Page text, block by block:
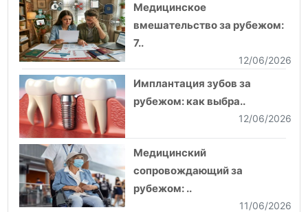
Медицинское
вмешательство за рубежом:
7..
12/06/2026
Имплантация зубов за
рубежом: как выбра..
12/06/2026
Медицинский
сопровождающий за
рубежом: ..
11/06/2026